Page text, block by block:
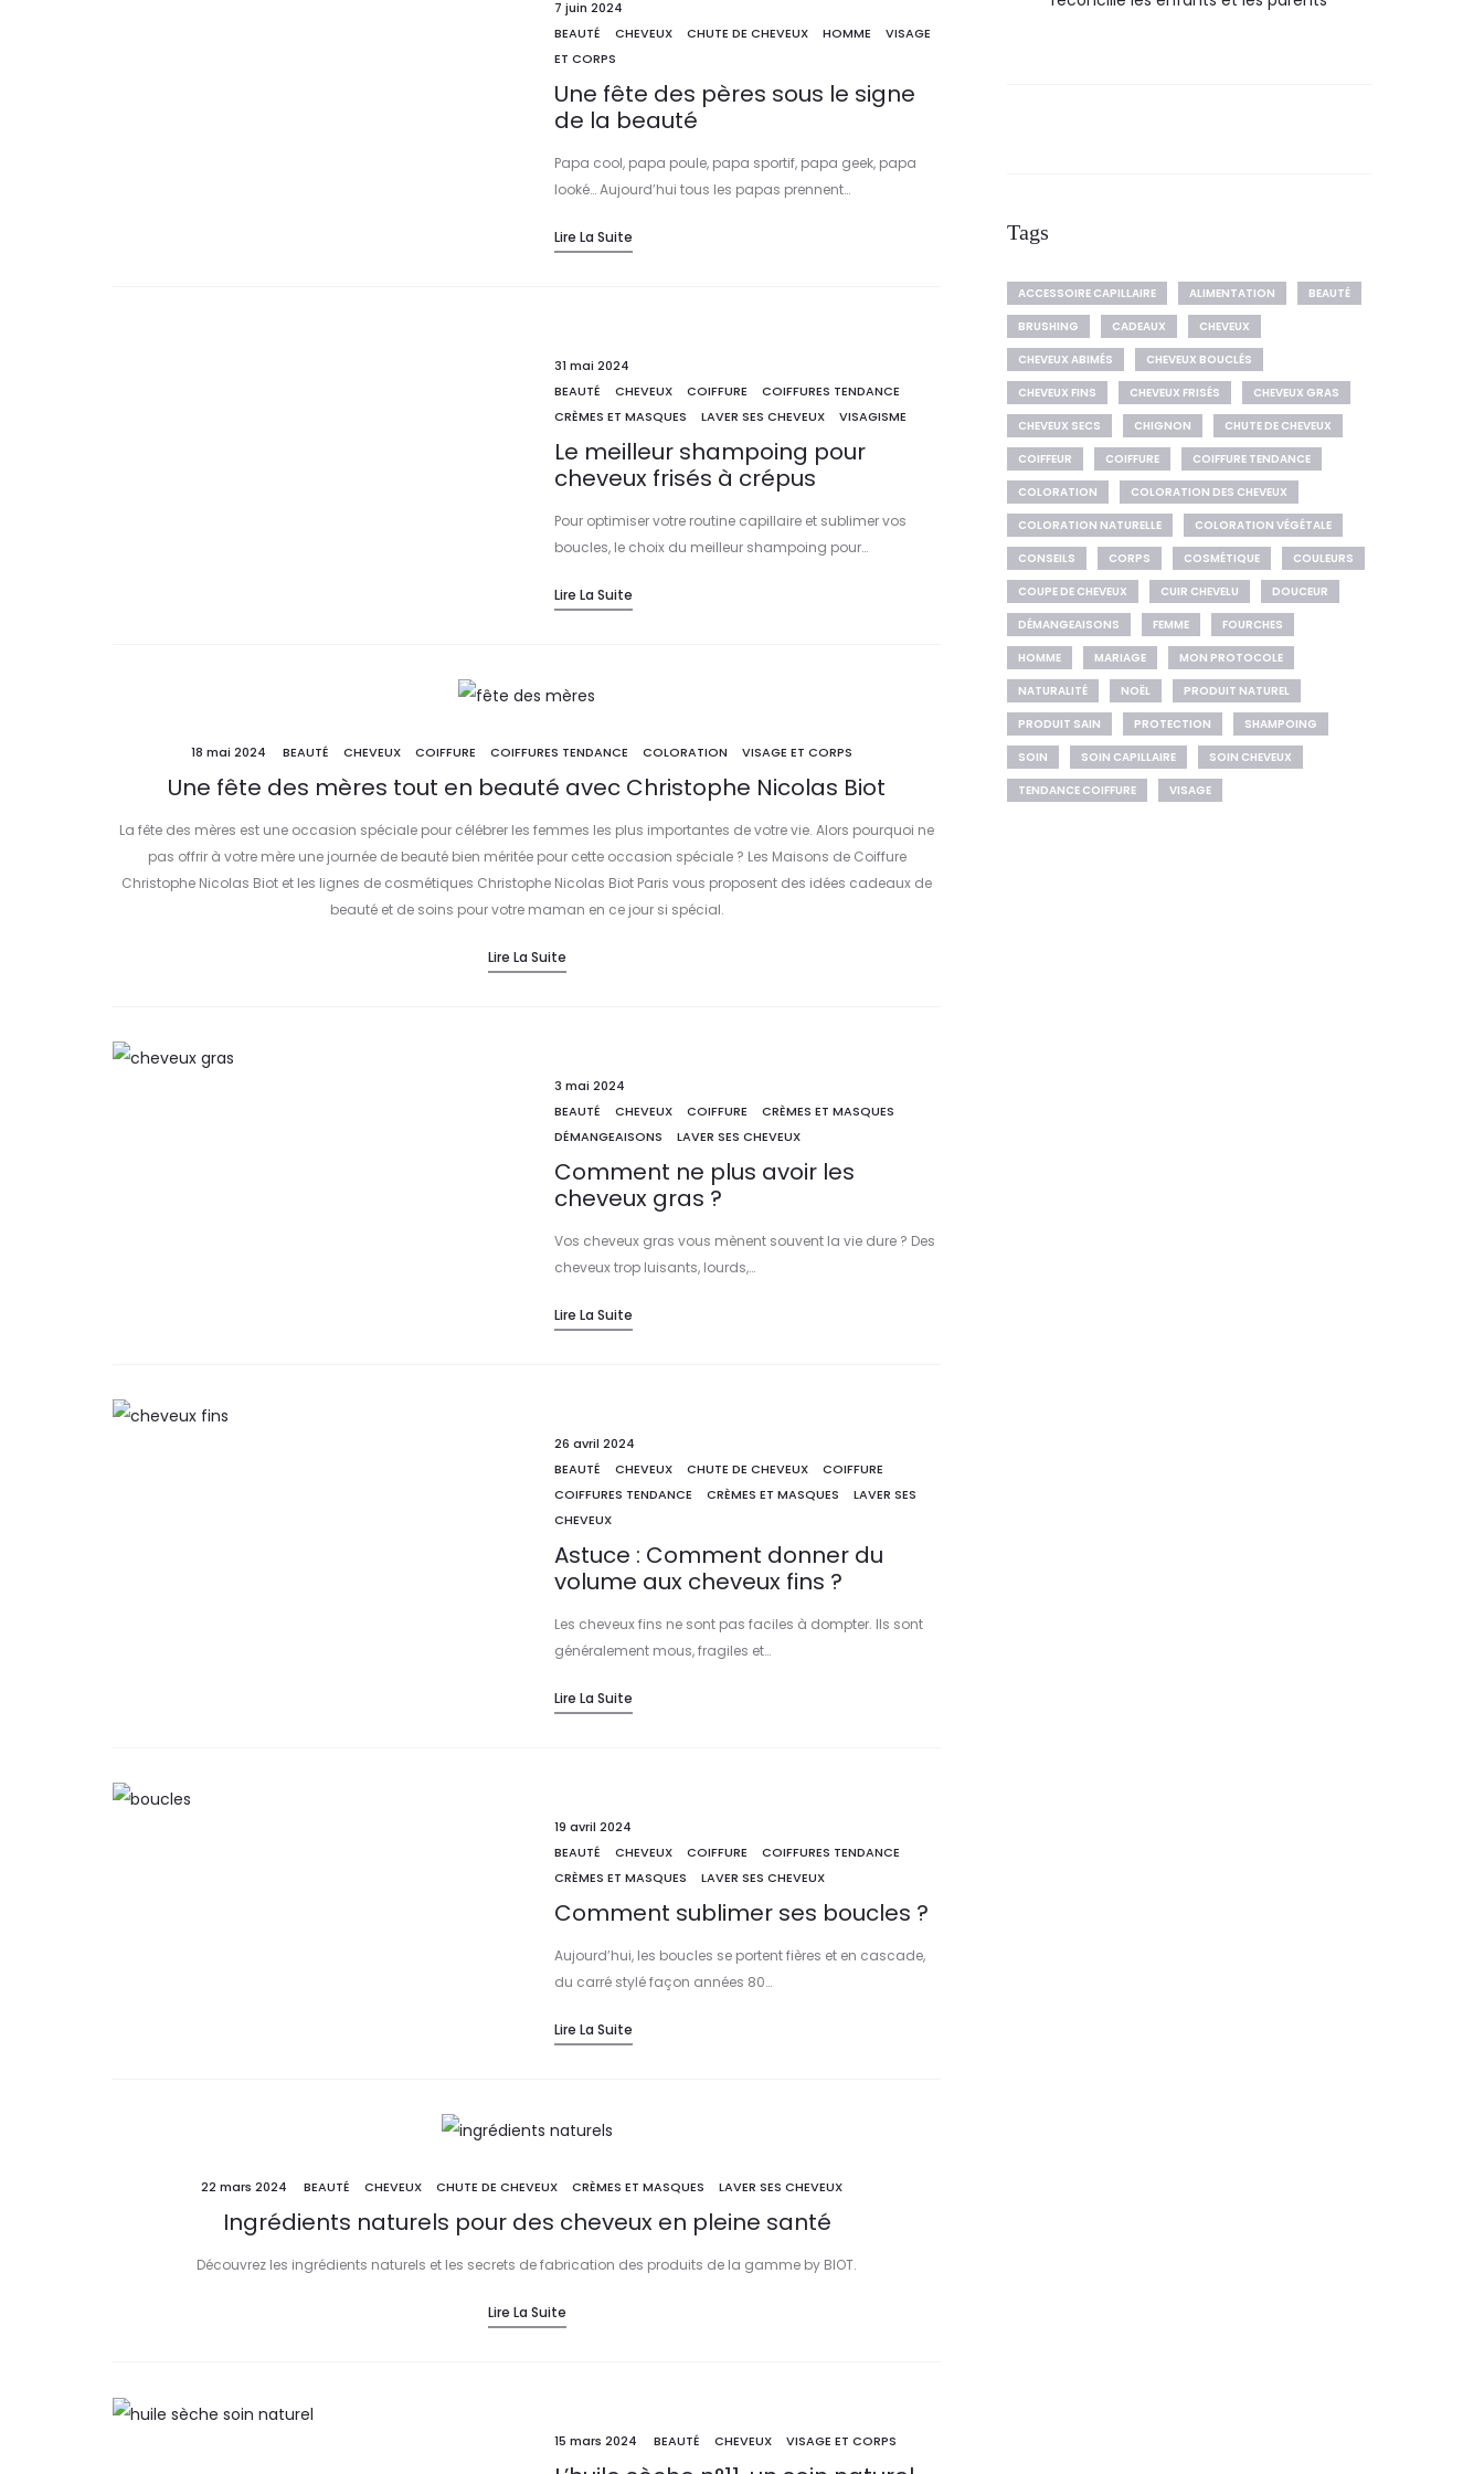
7 juin 2024
BEAUTÉ
CHEVEUX CHUTE DE CHEVEUX HOMME
VISAGE
ET CORPS
Une fête des pères sous le signe
de la beauté
Papa cool, papa poule, papa sportif, papa geek, papa
looké… Aujourd’hui tous les papas prennent…
Lire La Suite
31 mai 2024
BEAUTÉ
CHEVEUX COIFFURE
COIFFURES TENDANCE
CRÈMES ET MASQUES
LAVER SES CHEVEUX VISAGISME
Le meilleur shampoing pour
cheveux frisés à crépus
Pour optimiser votre routine capillaire et sublimer vos
boucles, le choix du meilleur shampoing pour…
Lire La Suite
18 mai 2024 BEAUTÉ CHEVEUX COIFFURE COIFFURES TENDANCE COLORATION VISAGE ET CORPS
Une fête des mères tout en beauté avec Christophe Nicolas Biot
La fête des mères est une occasion spéciale pour célébrer les femmes les plus importantes de votre vie. Alors pourquoi ne
pas offrir à votre mère une journée de beauté bien méritée pour cette occasion spéciale ? Les Maisons de Coiffure
Christophe Nicolas Biot et les lignes de cosmétiques Christophe Nicolas Biot Paris vous proposent des idées cadeaux de
beauté et de soins pour votre maman en ce jour si spécial.
Lire La Suite
3 mai 2024
BEAUTÉ
CHEVEUX COIFFURE
CRÈMES ET MASQUES
DÉMANGEAISONS
LAVER SES CHEVEUX
Comment ne plus avoir les
cheveux gras ?
Vos cheveux gras vous mènent souvent la vie dure ? Des
cheveux trop luisants, lourds,…
Lire La Suite
26 avril 2024
BEAUTÉ
CHEVEUX CHUTE DE CHEVEUX
COIFFURE
COIFFURES TENDANCE
CRÈMES ET MASQUES
LAVER SES
CHEVEUX
Astuce : Comment donner du
volume aux cheveux fins ?
Les cheveux fins ne sont pas faciles à dompter. Ils sont
généralement mous, fragiles et…
Lire La Suite
19 avril 2024
BEAUTÉ
CHEVEUX COIFFURE
COIFFURES TENDANCE
CRÈMES ET MASQUES
LAVER SES CHEVEUX
Comment sublimer ses boucles ?
Aujourd’hui, les boucles se portent fières et en cascade,
du carré stylé façon années 80…
Lire La Suite
22 mars 2024 BEAUTÉ CHEVEUX CHUTE DE CHEVEUX CRÈMES ET MASQUES LAVER SES CHEVEUX
Ingrédients naturels pour des cheveux en pleine santé
Découvrez les ingrédients naturels et les secrets de fabrication des produits de la gamme by BIOT.
Lire La Suite
15 mars 2024 BEAUTÉ CHEVEUX VISAGE ET CORPS
Tags
ACCESSOIRE CAPILLAIRE ALIMENTATION
BEAUTÉ
BRUSHING
CADEAUX
CHEVEUX
CHEVEUX ABIMÉS
CHEVEUX BOUCLÉS
CHEVEUX FINS
CHEVEUX FRISÉS
CHEVEUX GRAS
CHEVEUX SECS
CHIGNON
CHUTE DE CHEVEUX
COIFFEUR
COIFFURE
COIFFURE TENDANCE
COLORATION
COLORATION DES CHEVEUX
COLORATION NATURELLE
COLORATION VÉGÉTALE
CONSEILS
CORPS COSMÉTIQUE
COULEURS
COUPE DE CHEVEUX
CUIR CHEVELU
DOUCEUR
DÉMANGEAISONS
FEMME
FOURCHES
HOMME
MARIAGE
MON PROTOCOLE
NATURALITÉ
NOËL
PRODUIT NATUREL
PRODUIT SAIN
PROTECTION
SHAMPOING
SOIN
SOIN CAPILLAIRE
SOIN CHEVEUX
TENDANCE COIFFURE
VISAGE